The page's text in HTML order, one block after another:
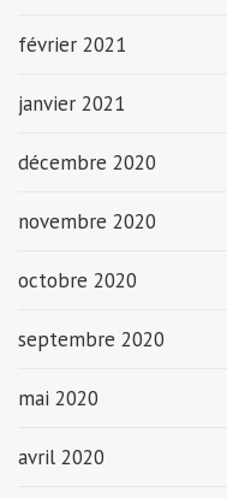
février 2021
janvier 2021
décembre 2020
novembre 2020
octobre 2020
septembre 2020
mai 2020
avril 2020